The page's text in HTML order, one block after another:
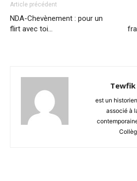
Article précédent
NDA-Chevènement : pour un
flirt avec toi…
Tewfik
est un
associé à